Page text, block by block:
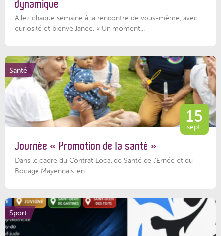
dynamique
Allez chaque semaine à la rencontre de vous-même, avec
curiosité et bienveillance. « Un moment...
Santé
15
sept.
Journée « Promotion de la santé »
Dans le cadre du Contrat Local de Santé de l’Ernée et du
Bocage Mayennais, en...
Sport